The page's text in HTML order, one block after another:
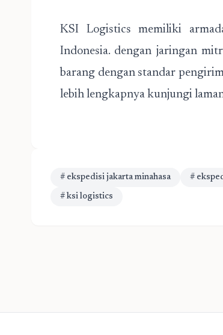
KSI Logistics memiliki
Indonesia. dengan jaringan
barang dengan standar
lebih lengkapnya kunjungi
# ekspedisi jakarta minahasa #
# ksi logistics